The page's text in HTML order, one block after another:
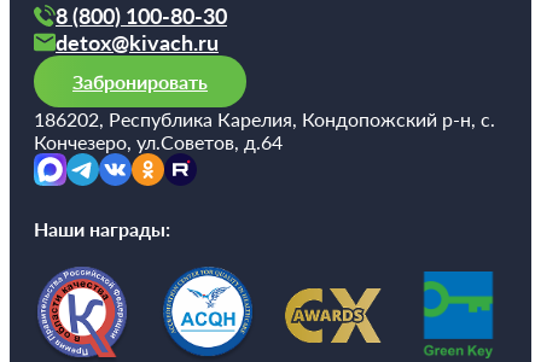
8 (800) 100-80-30
detox@kivach.ru
Забронировать
186202, Республика Карелия, Кондопожский р-н, с.
Кончезеро, ул.Советов, д.64
Наши награды: